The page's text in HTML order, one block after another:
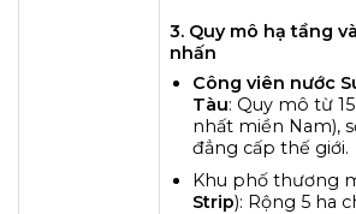
3. Quy mô hạ tầng
nhấn
Công viên nước
Tàu: Quy mô từ
nhất miền Nam),
đẳng cấp thế giới.
Khu phố thương
Strip): Rộng 5 ha